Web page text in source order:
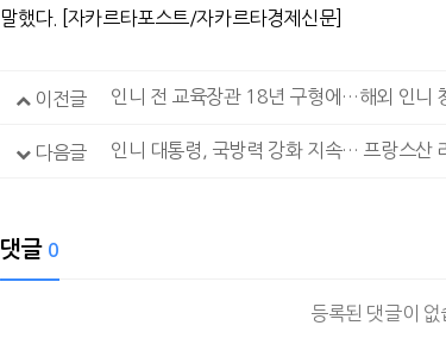
말했다. [ 자카르타포스트 /자카르타경제신문]
이전글 인니 전 교육장관 18년 구형에…해외 인니
다음글 인니 대통령, 국방력 강화 지속… 프랑스산
댓글 0
등록된 댓글이 없